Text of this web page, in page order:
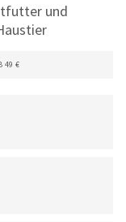
und
49 €